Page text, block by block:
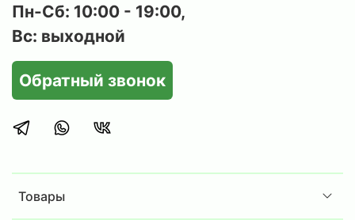
Товары
Пн-Сб: 10:00 - 19:00,
Вс: выходной
Обратный звонок